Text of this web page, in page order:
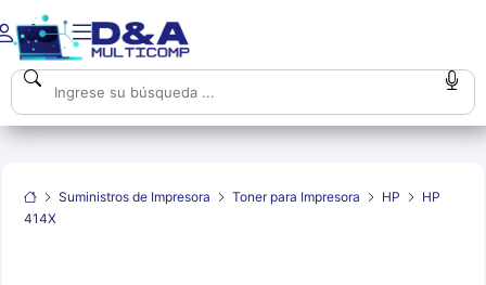
Suministros de Impresora Toner para Impresora HP
HP
414X